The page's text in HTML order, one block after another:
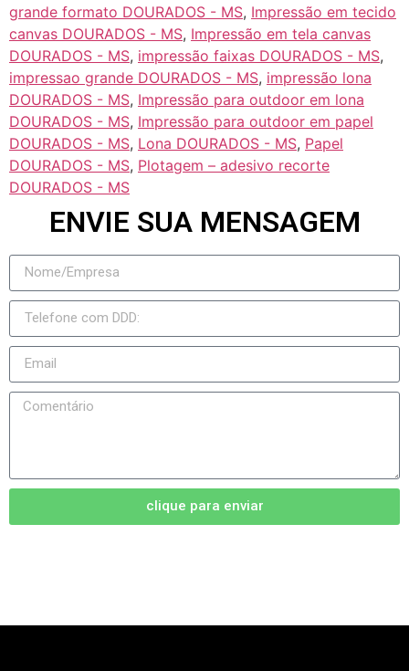
grande formato DOURADOS - MS, Impressão em tecido
canvas DOURADOS - MS, Impressão em tela canvas
DOURADOS - MS, impressão faixas DOURADOS - MS,
impressao grande DOURADOS - MS, impressão lona
DOURADOS - MS, Impressão para outdoor em lona
DOURADOS - MS, Impressão para outdoor em papel
DOURADOS - MS, Lona DOURADOS - MS, Papel
DOURADOS - MS, Plotagem – adesivo recorte
DOURADOS - MS
ENVIE SUA MENSAGEM
clique para enviar